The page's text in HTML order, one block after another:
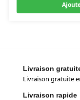
Livraison
Livraison gratuite
Livraison rapide